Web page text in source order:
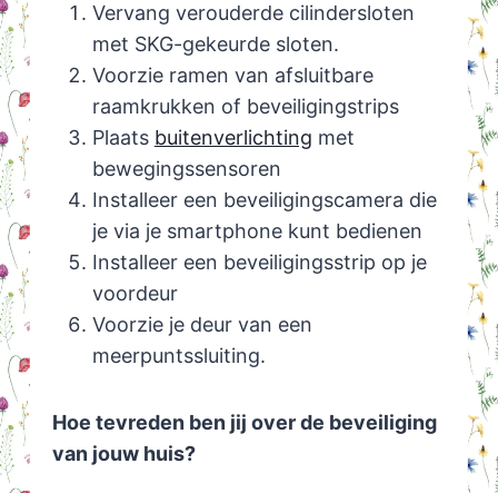
Vervang verouderde cilindersloten
met SKG-gekeurde sloten.
Voorzie ramen van afsluitbare
raamkrukken of beveiligingstrips
Plaats buitenverlichting met
bewegingssensoren
Installeer een beveiligingscamera die
je via je smartphone kunt bedienen
Installeer een beveiligingsstrip op je
voordeur
Voorzie je deur van een
meerpuntssluiting.
Hoe tevreden ben jij over de beveiliging
van jouw huis?